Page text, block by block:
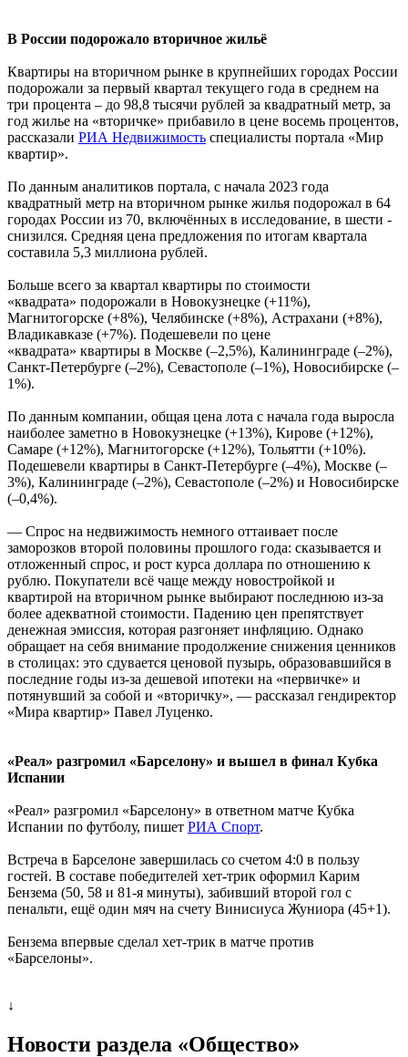
В России подорожало вторичное жильё
Квартиры на вторичном рынке в крупнейших городах России
подорожали за первый квартал текущего года в среднем на
три процента – до 98,8 тысячи рублей за квадратный метр, за
год жилье на «вторичке» прибавило в цене восемь процентов,
рассказали РИА Недвижимость специалисты портала «Мир
квартир».
По данным аналитиков портала, с начала 2023 года
квадратный метр на вторичном рынке жилья подорожал в 64
городах России из 70, включённых в исследование, в шести -
снизился. Средняя цена предложения по итогам квартала
составила 5,3 миллиона рублей.
Больше всего за квартал квартиры по стоимости
«квадрата» подорожали в Новокузнецке (+11%),
Магнитогорске (+8%), Челябинске (+8%), Астрахани (+8%),
Владикавказе (+7%). Подешевели по цене
«квадрата» квартиры в Москве (–2,5%), Калининграде (–2%),
Санкт-Петербурге (–2%), Севастополе (–1%), Новосибирске (–
1%).
По данным компании, общая цена лота с начала года выросла
наиболее заметно в Новокузнецке (+13%), Кирове (+12%),
Самаре (+12%), Магнитогорске (+12%), Тольятти (+10%).
Подешевели квартиры в Санкт-Петербурге (–4%), Москве (–
3%), Калининграде (–2%), Севастополе (–2%) и Новосибирске
(–0,4%).
— Спрос на недвижимость немного оттаивает после
заморозков второй половины прошлого года: сказывается и
отложенный спрос, и рост курса доллара по отношению к
рублю. Покупатели всё чаще между новостройкой и
квартирой на вторичном рынке выбирают последнюю из-за
более адекватной стоимости. Падению цен препятствует
денежная эмиссия, которая разгоняет инфляцию. Однако
обращает на себя внимание продолжение снижения ценников
в столицах: это сдувается ценовой пузырь, образовавшийся в
последние годы из-за дешевой ипотеки на «первичке» и
потянувший за собой и «вторичку», — рассказал гендиректор
«Мира квартир» Павел Луценко.
«Реал» разгромил «Барселону» и вышел в финал Кубка
Испании
«Реал» разгромил «Барселону» в ответном матче Кубка
Испании по футболу, пишет РИА Спорт.
Встреча в Барселоне завершилась со счетом 4:0 в пользу
гостей. В составе победителей хет-трик оформил Карим
Бензема (50, 58 и 81-я минуты), забивший второй гол с
пенальти, ещё один мяч на счету Винисиуса Жуниора (45+1).
Бензема впервые сделал хет-трик в матче против
«Барселоны».
↓
Новости раздела «Общество»